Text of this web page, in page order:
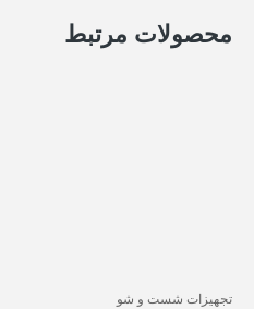
محصولات مرتبط
تجهیزات شست و شو